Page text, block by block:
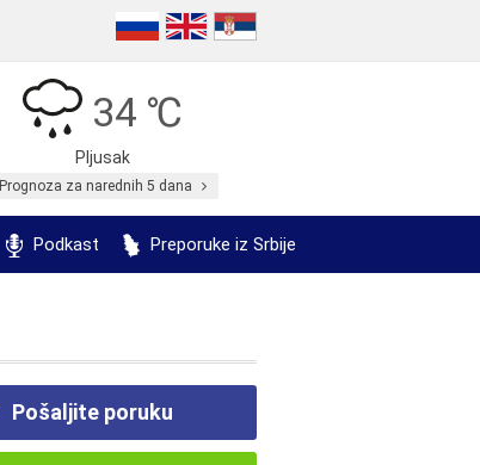
34 ℃
Pljusak
Prognoza za narednih 5 dana
Podkast Preporuke iz Srbije
Pošaljite poruku